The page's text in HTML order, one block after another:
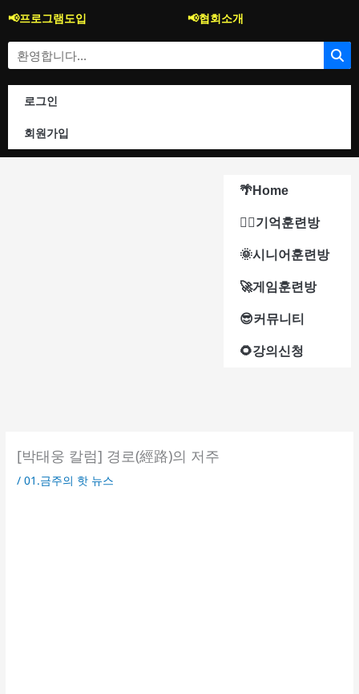
텐
츠
📢프로그램도입 📢협회소개
Search
로그인
회원가입
🌴Home
🐱‍🚀기억훈련방
🌞시니어훈련방
🚀게임훈련방
😎커뮤니티
🌻강의신청
[박태웅 칼럼] 경로(經路)의 저주
/01.금주의 핫 뉴스